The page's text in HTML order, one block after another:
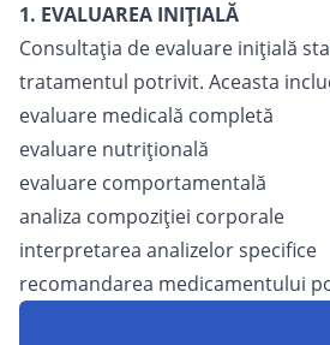
1. EVALUAREA INIȚIALĂ
Consultația de evaluare inițială
tratamentul potrivit. Aceasta
evaluare medicală completă
evaluare nutrițională
evaluare comportamentală
analiza compoziției corporale
interpretarea analizelor specifice
recomandarea medicamentului